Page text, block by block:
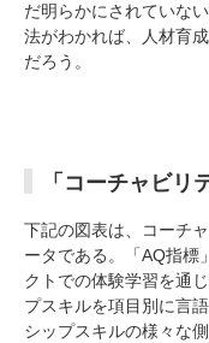
だ明らかにされていな
法がわかれば、人材育
だろう。
「コーチャビリ
下記の図表は、コーチ
ータである。「AQ指標
クトでの体験学習を通
プスキルを項目別に言
シップスキルの様々な